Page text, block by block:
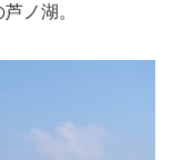
ノ湖。